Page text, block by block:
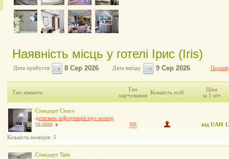
Наявність місць у готелі Ірис (Iris)
Дата прибуття Дата виїзду
Тип кімнати
Тип
харчування Кількість осіб
Ціна
за 1 ніч
Стандарт Сингл
детальна інформація про номер
та ціни
Кількість номерів: 5
BB від UAH
Стандарт Твін